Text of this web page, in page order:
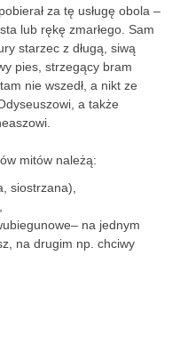
za tę usługę obola –
lub rękę zmarłego. Sam
starzec z długą, siwą
pies, strzegący bram
nie wszedł, a nikt ze
a także
mitów należą:
siostrzana),
na jednym
na drugim np. chciwy